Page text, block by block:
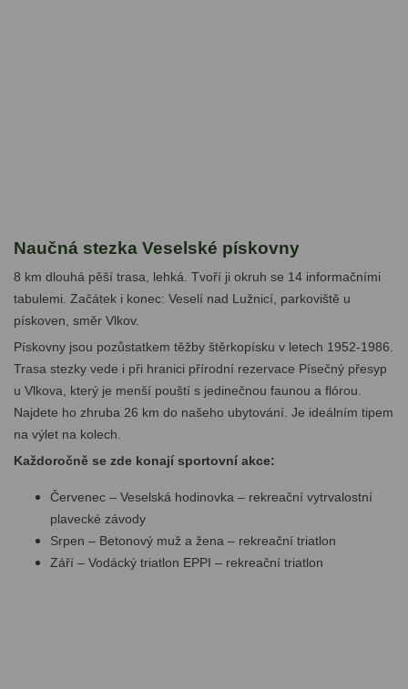
Naučná stezka Veselské pískovny
8 km dlouhá pěší trasa, lehká. Tvoří ji okruh se 14 informačními
tabulemi. Začátek i konec: Veselí nad Lužnicí, parkoviště u
pískoven, směr Vlkov.
Pískovny jsou pozůstatkem těžby štěrkopísku v letech 1952-1986.
Trasa stezky vede i při hranici přírodní rezervace Písečný přesyp
u Vlkova, který je menší pouští s jedinečnou faunou a flórou.
Najdete ho zhruba 26 km do našeho ubytování. Je ideálním tipem
na výlet na kolech.
Každoročně se zde konají sportovní akce:
Červenec – Veselská hodinovka – rekreační vytrvalostní
plavecké závody
Srpen – Betonový muž a žena – rekreační triatlon
Září – Vodácký triatlon EPPI – rekreační triatlon